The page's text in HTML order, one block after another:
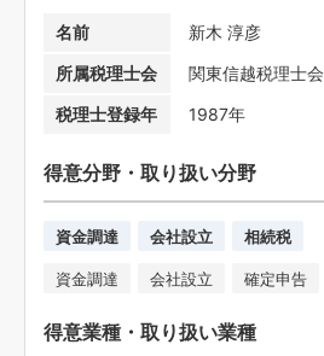
名前
新木 淳彦
所属税理士会
関東信越税理士会
税理士登録年
1987年
得意分野・取り扱い分野
資金調達 会社設立 相続税
資金調達 会社設立 確定申告
得意業種・取り扱い業種